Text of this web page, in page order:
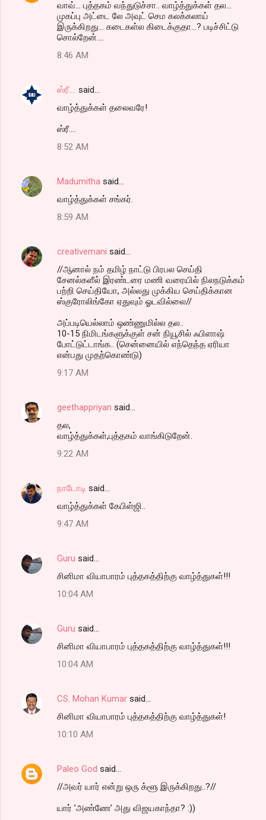
வாவ்... புத்தகம் வந்துடுச்சா.. வாழ்த்துக்கள் தல...
முகப்பு அட்டை லே அவுட் செம கலக்கலாய்
இருக்கிறது... கடைகள்ல கிடைக்குதா...? படிச்சிட்டு
சொல்றேன்....
8:46 AM
ஸ்ரீ....
said…
வாழ்த்துக்கள் தலைவரே!
ஸ்ரீ....
8:52 AM
Madumitha said…
வாழ்த்துக்கள் சங்கர்.
8:59 AM
creativemani said…
//ஆனால் நம் தமிழ் நாட்டு பிரபல செய்தி
சேனல்களீல் இரண்டரை மணி வரையில் நிலநடுக்கம்
பற்றி செய்தியோ, அல்லது முக்கிய செய்திக்கான
ஸ்குரோலிங்கோ ஏதுவும் ஓடவில்லை//
அப்படியெல்லாம் ஒண்ணுமில்ல தல..
10-15 நிமிடங்களுக்குள் சன் நியூசில் ஃபிளாஷ்
போட்டுட்டாங்க.. (சென்னையில் எந்தெந்த ஏரியா
என்பது முதற்கொண்டு)
9:17 AM
geethappriyan said…
தல,
வாழ்த்துக்கள்,புத்தகம் வாங்கிடுறேன்.
9:22 AM
நாடோடி said…
வாழ்த்துக்க‌ள் கேபிள்ஜி..
9:47 AM
Guru said…
சினிமா வியாபாரம் புத்தகத்திற்கு வாழ்த்துகள்!!!
10:04 AM
Guru said…
சினிமா வியாபாரம் புத்தகத்திற்கு வாழ்த்துகள்!!!
10:04 AM
CS. Mohan Kumar said…
சினிமா வியாபாரம் புத்தகத்திற்கு வாழ்த்துகள்!
10:10 AM
Paleo God said…
//அவர் யார் என்று ஒரு க்ளூ இருக்கிறது..?//
யார் ’அண்ணே’ அது விஜயகாந்தா? :))